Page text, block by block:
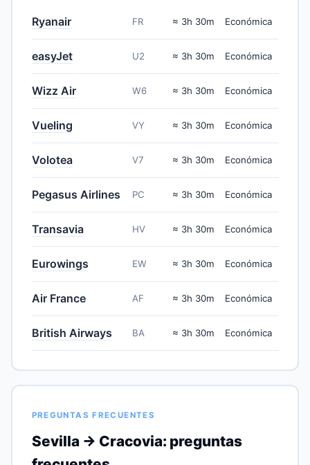
Ryanair FR ≈ 3h 30m Económica
easyJet U2 ≈ 3h 30m Económica
Wizz Air W6 ≈ 3h 30m Económica
Vueling VY ≈ 3h 30m Económica
Volotea V7 ≈ 3h 30m Económica
Pegasus Airlines PC ≈ 3h 30m Económica
Transavia HV ≈ 3h 30m Económica
Eurowings EW ≈ 3h 30m Económica
Air France AF ≈ 3h 30m Económica
British Airways BA ≈ 3h 30m Económica
PREGUNTAS FRECUENTES
Sevilla → Cracovia: preguntas